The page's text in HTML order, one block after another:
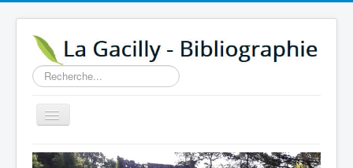
Rechercher
Basculer
la
Accueil